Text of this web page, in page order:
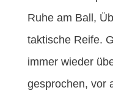
Ruhe am Ball,
taktische Reife.
immer wieder
gesprochen, vor